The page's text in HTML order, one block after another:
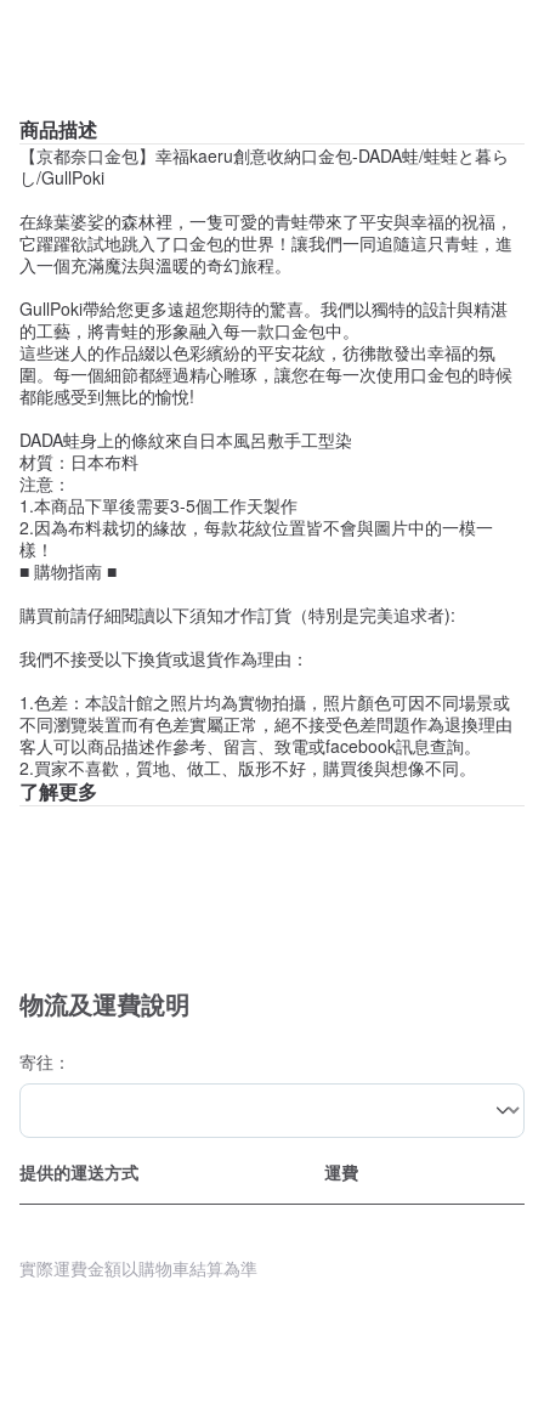
商品描述
【京都奈口金包】幸福kaeru創意收納口金包-DADA蛙/蛙蛙と暮ら
し/GullPoki
在綠葉婆娑的森林裡，一隻可愛的青蛙帶來了平安與幸福的祝福，
它躍躍欲試地跳入了口金包的世界！讓我們一同追隨這只青蛙，進
入一個充滿魔法與溫暖的奇幻旅程。
GullPoki帶給您更多遠超您期待的驚喜。我們以獨特的設計與精湛
的工藝，將青蛙的形象融入每一款口金包中。
這些迷人的作品綴以色彩繽紛的平安花紋，彷彿散發出幸福的氛
圍。每一個細節都經過精心雕琢，讓您在每一次使用口金包的時候
都能感受到無比的愉悅!
DADA蛙身上的條紋來自日本風呂敷手工型染
材質：日本布料
注意：
1.本商品下單後需要3-5個工作天製作
2.因為布料裁切的緣故，每款花紋位置皆不會與圖片中的一模一
樣！
■ 購物指南 ■
購買前請仔細閱讀以下須知才作訂貨（特別是完美追求者):
我們不接受以下換貨或退貨作為理由：
1.色差：本設計館之照片均為實物拍攝，照片顏色可因不同場景或
不同瀏覽裝置而有色差實屬正常，絕不接受色差問題作為退換理由
客人可以商品描述作參考、留言、致電或facebook訊息查詢。
2.買家不喜歡，質地、做工、版形不好，購買後與想像不同。
了解更多
物流及運費說明
寄往：
提供的運送方式 運費
實際運費金額以購物車結算為準